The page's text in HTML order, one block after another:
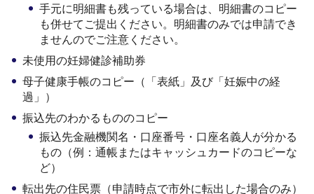
手元に明細書も残っている場合は、明細書のコピー
も併せてご提出ください。明細書のみでは申請でき
ませんのでご注意ください。
未使用の妊婦健診補助券
母子健康手帳のコピー（「表紙」及び「妊娠中の経
過」）
振込先のわかるもののコピー
振込先金融機関名・口座番号・口座名義人が分かる
もの（例：通帳またはキャッシュカードのコピーな
ど）
転出先の住民票（申請時点で市外に転出した場合のみ）